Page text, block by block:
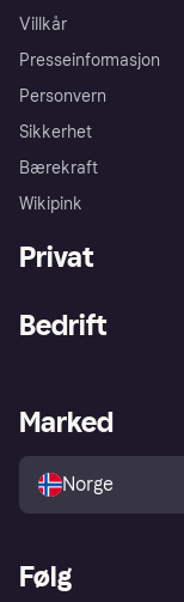
Villkår
Presseinformasjon
Personvern
Sikkerhet
Bærekraft
Wikipink
Privat
Utforsk butikker
Bedrift
Merchant portal
Marked
Norge
Følg